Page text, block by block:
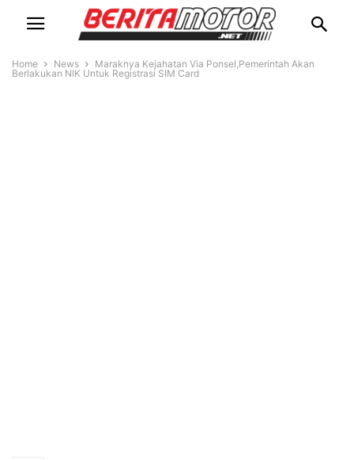
Home News
Maraknya Kejahatan Via Ponsel,Pemerintah Akan
Berlakukan NIK Untuk Registrasi SIM Card